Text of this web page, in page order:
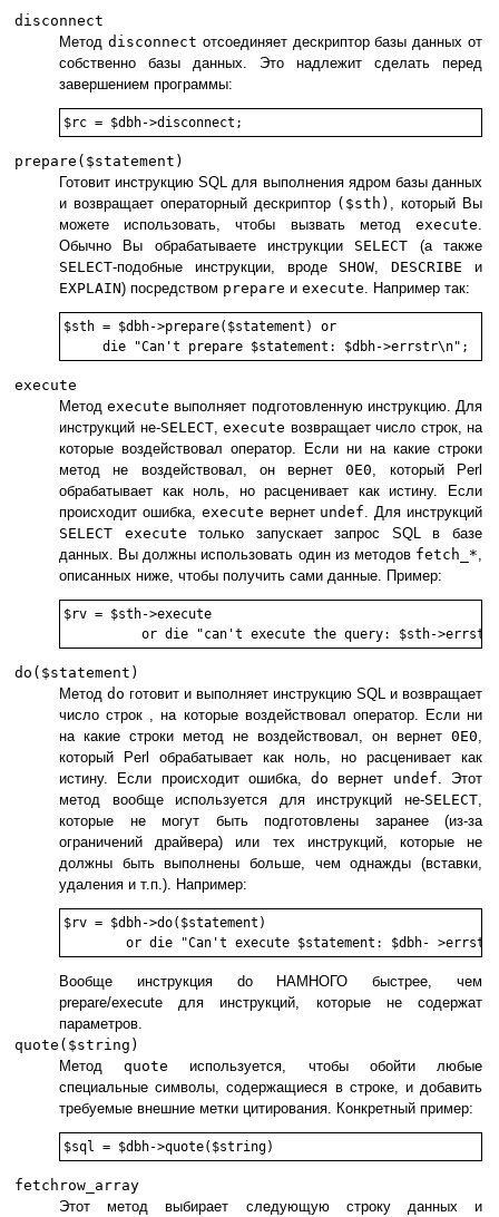
disconnect
Метод disconnect отсоединяет дескриптор базы данных от
собственно базы данных. Это надлежит сделать перед
завершением программы:
prepare($statement)
Готовит инструкцию SQL для выполнения ядром базы данных
и возвращает операторный дескриптор ($sth) , который Вы
можете использовать, чтобы вызвать метод execute.
Обычно Вы обрабатываете инструкции SELECT (а также
SELECT-подобные инструкции, вроде SHOW,DESCRIBE и
EXPLAIN) посредством prepare и execute. Например так:
$sth = $dbh->prepare($statement) or
execute
Методexecute выполняет подготовленную инструкцию. Для
инструкций не-SELECT, execute возвращает число строк, на
которые воздействовал оператор. Если ни на какие строки
метод не воздействовал, он вернет0E0, который Perl
обрабатывает как ноль, но расценивает как истину. Если
происходит ошибка, execute вернет undef. Для инструкций
SELECT
execute только запускает запрос SQL в базе
данных. Вы должны использовать один из методов fetch_*,
описанных ниже, чтобы получить сами данные. Пример:
$rv = $sth->execute
do($statement)
Метод do готовит и выполняет инструкцию SQL и возвращает
число строк , на которые воздействовал оператор. Если ни
на какие строки метод не воздействовал, он вернет 0E0,
который Perl обрабатывает как ноль, но расценивает как
истину. Если происходит ошибка,do вернет undef. Этот
метод вообще используется для инструкций не-SELECT,
которые не могут быть подготовлены заранее (из-за
ограничений драйвера) или тех инструкций, которые не
должны быть выполнены больше, чем однажды (вставки,
удаления и т.п.). Например:
$rv = $dbh->do($statement)
Вообще инструкция do НАМНОГО быстрее, чем
prepare/execute для инструкций, которые не содержат
параметров.
quote($string)
Методquote используется, чтобы обойти любые
специальные символы, содержащиеся в строке, и добавить
требуемые внешние метки цитирования. Конкретный пример:
fetchrow_array
Этот метод выбирает следующую строку данных и